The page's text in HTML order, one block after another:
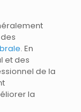
. En
et des
de la
la